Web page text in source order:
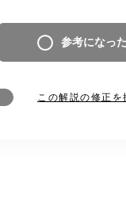
参考になった
この解説の修正を